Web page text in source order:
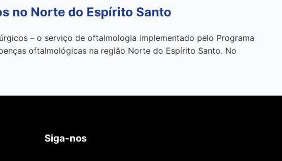
no Norte do Espírito Santo
– o serviço de oftalmologia implementado pelo Programa
oftalmológicas na região Norte do Espírito Santo. No
Siga-nos